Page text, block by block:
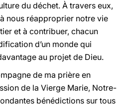
du déchet. À travers eux,
nous réapproprier notre vie
et à contribuer, chacun
d’un monde qui
au projet de Dieu.
de ma prière en
de la Vierge Marie, Notre-
bénédictions sur tous